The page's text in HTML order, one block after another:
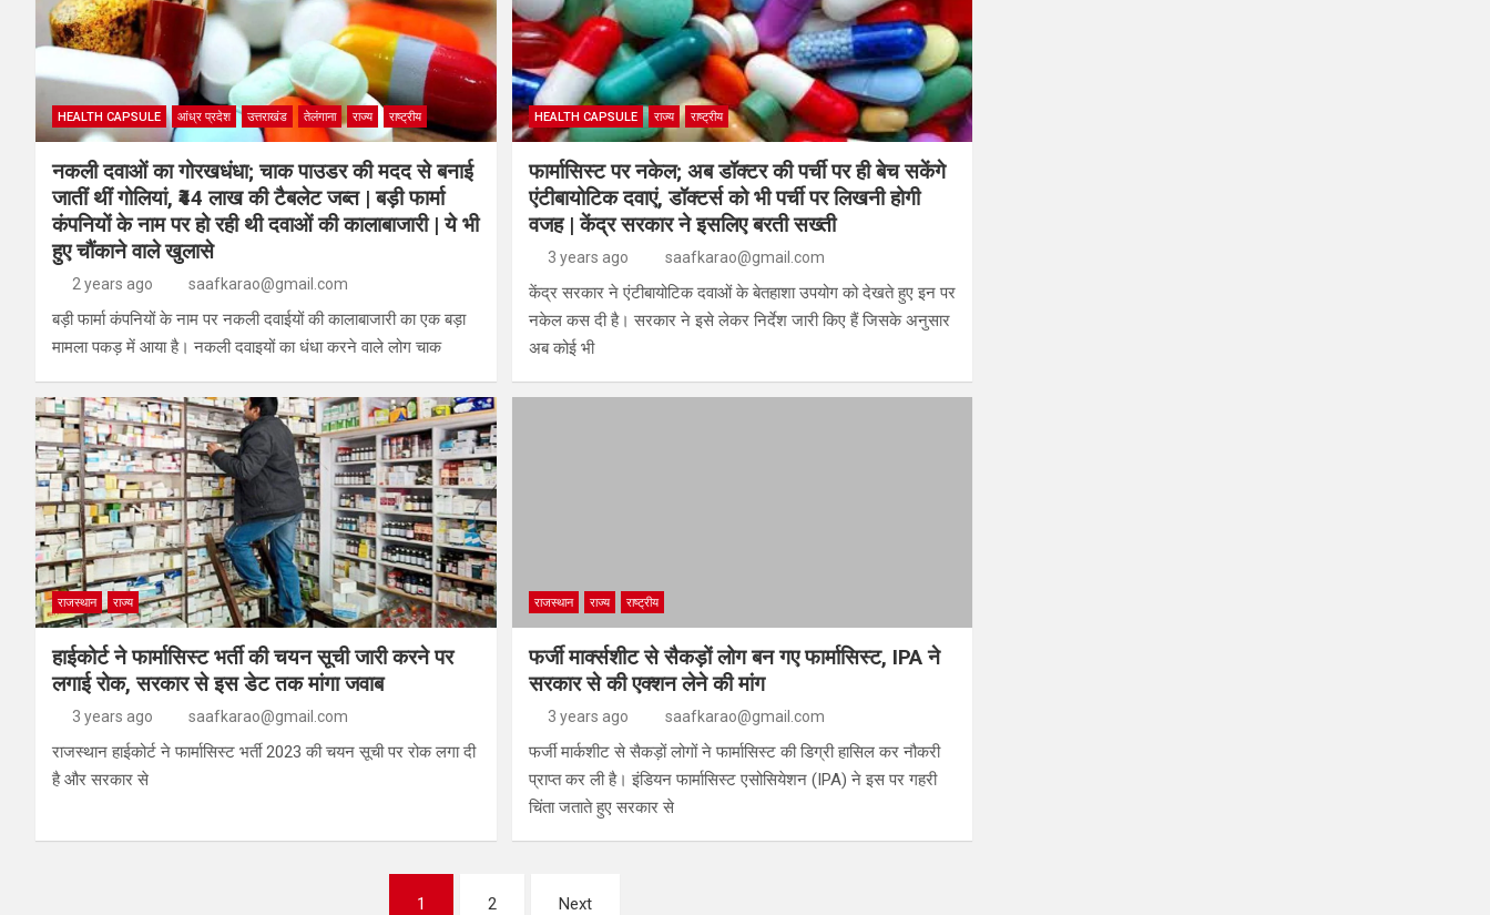
HEALTH CAPSULE आंध्र प्रदेश उत्तराखंड तेलंगाना राज्य राष्ट्रीय
नकली दवाओं का गोरखधंधा; चाक पाउडर की मदद से बनाई
जातीं थीं गोलियां, ₹44 लाख की टैबलेट जब्त | बड़ी फार्मा
कंपनियों के नाम पर हो रही थी दवाओं की कालाबाजारी | ये भी
हुए चौंकाने वाले खुलासे
2 years ago saafkarao@gmail.com
बड़ी फार्मा कंपनियों के नाम पर नकली दवाईयों की कालाबाजारी का एक बड़ा
मामला पकड़ में आया है। नकली दवाइयों का धंधा करने वाले लोग चाक
HEALTH CAPSULE राज्य राष्ट्रीय
फार्मासिस्ट पर नकेल; अब डॉक्टर की पर्ची पर ही बेच सकेंगे
एंटीबायोटिक दवाएं, डॉक्टर्स को भी पर्ची पर लिखनी होगी
वजह | केंद्र सरकार ने इसलिए बरती सख्ती
3 years ago saafkarao@gmail.com
केंद्र सरकार ने एंटीबायोटिक दवाओं के बेतहाशा उपयोग को देखते हुए इन पर
नकेल कस दी है। सरकार ने इसे लेकर निर्देश जारी किए हैं जिसके अनुसार
अब कोई भी
राजस्थान राज्य
हाईकोर्ट ने फार्मासिस्ट भर्ती की चयन सूची जारी करने पर
लगाई रोक, सरकार से इस डेट तक मांगा जवाब
3 years ago saafkarao@gmail.com
राजस्थान हाईकोर्ट ने फार्मासिस्ट भर्ती 2023 की चयन सूची पर रोक लगा दी
है और सरकार से
राजस्थान राज्य राष्ट्रीय
फर्जी मार्क्सशीट से सैकड़ों लोग बन गए फार्मासिस्ट, IPA ने
सरकार से की एक्शन लेने की मांग
3 years ago saafkarao@gmail.com
फर्जी मार्कशीट से सैकड़ों लोगों ने फार्मासिस्ट की डिग्री हासिल कर नौकरी
प्राप्त कर ली है। इंडियन फार्मासिस्ट एसोसियेशन (IPA) ने इस पर गहरी
चिंता जताते हुए सरकार से
1 2 Next